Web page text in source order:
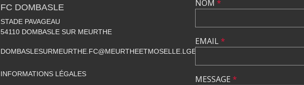
FC DOMBASLE
STADE PAVAGEAU
54110 DOMBASLE SUR MEURTHE
DOMBASLESURMEURTHE.FC@MEURTHEETMOSELLE.LGEF.FR
INFORMATIONS LÉGALES
NOM *
EMAIL*
MESSAGE *